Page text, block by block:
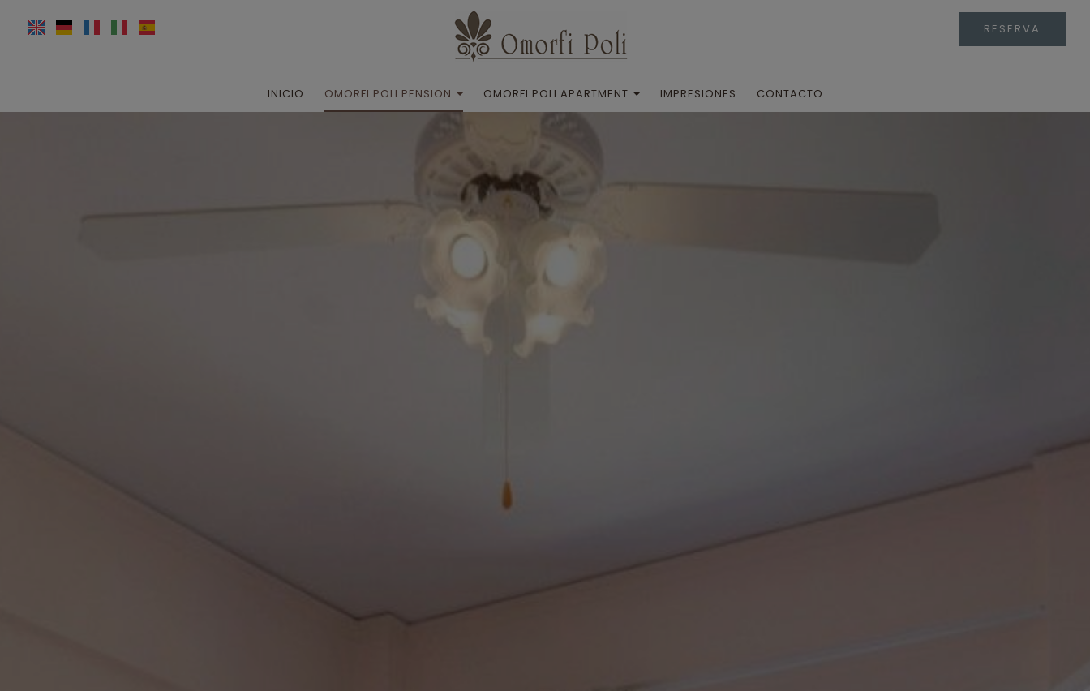
RESERVA
INICIO
OMORFI POLI PENSION
Acerca de Omorfi Poli Pension
Instalaciones y servicios
OMORFI POLI APARTMENT
Acerca de Omorfi Poli Apartment
Galería
Apartamento
Instalaciones y servicios
IMPRESIONES CONTACTO